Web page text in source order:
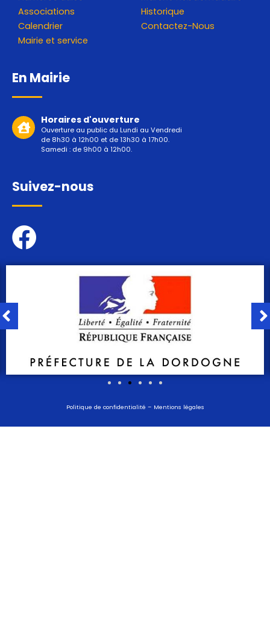
Associations
Calendrier
Mairie et service
Historique
Contactez-Nous
En Mairie
Horaires d'ouverture
Ouverture au public du Lundi au Vendredi
de 8h30 à 12h00 et de 13h30 à 17h00.
Samedi : de 9h00 à 12h00.
Suivez-nous
Politique de confidentialité – Mentions légales